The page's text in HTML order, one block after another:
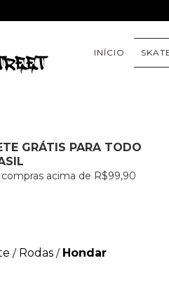
INÍCIO
GRÁTIS PARA TODO
acima de R$99,90
/ Rodas / Hondar